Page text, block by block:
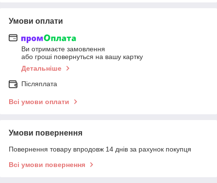
Умови оплати
Ви отримаєте замовлення
або гроші повернуться на вашу картку
Детальніше
Післяплата
Всі умови оплати
Умови повернення
Повернення товару впродовж 14 днів за рахунок покупця
Всі умови повернення